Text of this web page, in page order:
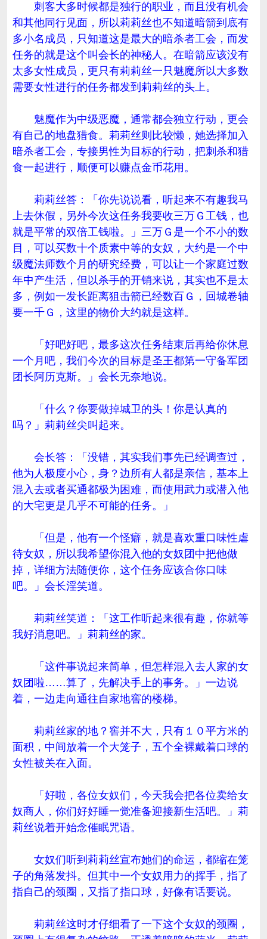
刺客大多时候都是独行的职业，而且没有机会
和其他同行见面，所以莉莉丝也不知道暗箭到底有
多小名成员，只知道这是最大的暗杀者工会，而发
任务的就是这个叫会长的神秘人。在暗箭应该没有
太多女性成员，更只有莉莉丝一只魅魔所以大多数
需要女性进行的任务都发到莉莉丝的头上。
魅魔作为中级恶魔，通常都会独立行动，更会
有自己的地盘猎食。莉莉丝则比较懒，她选择加入
暗杀者工会，专接男性为目标的行动，把刺杀和猎
食一起进行，顺便可以赚点金币花用。
莉莉丝答：「你先说说看，听起来不有趣我马
上去休假，另外今次这任务我要收三万Ｇ工钱，也
就是平常的双倍工钱啦。」三万Ｇ是一个不小的数
目，可以买数十个质素中等的女奴，大约是一个中
级魔法师数个月的研究经费，可以让一个家庭过数
年中产生活，但以杀手的开销来说，其实也不是太
多，例如一发长距离狙击箭已经数百Ｇ，回城卷轴
要一千Ｇ，这里的物价大约就是这样。
「好吧好吧，最多这次任务结束后再给你休息
一个月吧，我们今次的目标是圣王都第一守备军团
团长阿历克斯。」会长无奈地说。
「什么？你要做掉城卫的头！你是认真的
吗？」莉莉丝尖叫起来。
会长答：「没错，其实我们事先已经调查过，
他为人极度小心，身？边所有人都是亲信，基本上
混入去或者买通都极为困难，而使用武力或潜入他
的大宅更是几乎不可能的任务。」
「但是，他有一个怪癖，就是喜欢重口味性虐
待女奴，所以我希望你混入他的女奴团中把他做
掉，详细方法随便你，这个任务应该合你口味
吧。」会长淫笑道。
莉莉丝笑道：「这工作听起来很有趣，你就等
我好消息吧。」莉莉丝的家。
「这件事说起来简单，但怎样混入去人家的女
奴团啦……算了，先解决手上的事务。」一边说
着，一边走向通往自家地窖的楼梯。
莉莉丝家的地？窖并不大，只有１０平方米的
面积，中间放着一个大笼子，五个全裸戴着口球的
女性被关在入面。
「好啦，各位女奴们，今天我会把各位卖给女
奴商人，你们好好睡一觉准备迎接新生活吧。」莉
莉丝说着开始念催眠咒语。
女奴们听到莉莉丝宣布她们的命运，都缩在笼
子的角落发抖。但其中一个女奴用力的挥手，指了
指自己的颈圈，又指了指口球，好像有话要说。
莉莉丝这时才仔细看了一下这个女奴的颈圈，